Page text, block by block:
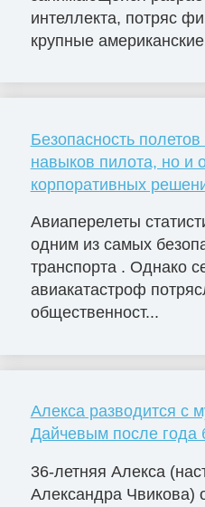
интеллекта, потряс
крупные
Безопасность
навыков пилота, но и
корпоративных
Авиаперелеты
одним из самых
транспорта . Однако
авиакатастроф
общественност...
Алекса разводится с
Дайчевым после года
36-летняя Алекса
Александра Чвикова)